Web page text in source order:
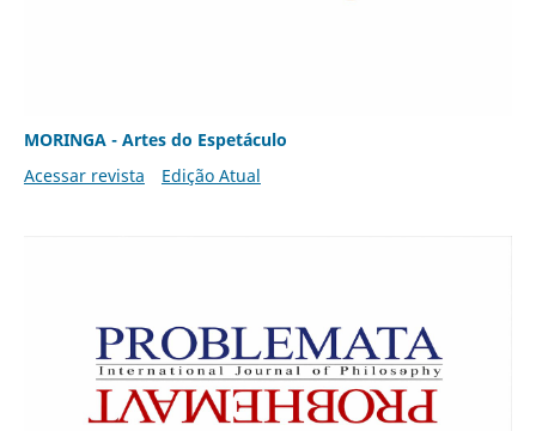
MORINGA - Artes do Espetáculo
Acessar revista
Edição Atual